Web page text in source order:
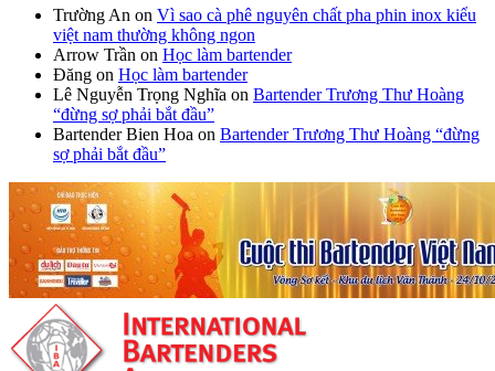
Trường An on Vì sao cà phê nguyên chất pha phin inox kiểu
việt nam thường không ngon
Arrow Trần on Học làm bartender
Đăng on Học làm bartender
Lê Nguyễn Trọng Nghĩa on Bartender Trương Thư Hoàng
“đừng sợ phải bắt đầu”
Bartender Bien Hoa on Bartender Trương Thư Hoàng “đừng
sợ phải bắt đầu”